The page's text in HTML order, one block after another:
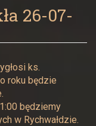
26-07-
ks.
roku będzie
będziemy
w Rychwałdzie.